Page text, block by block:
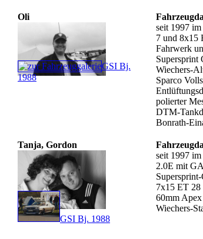
Oli
GSI Bj.
1988
seit 1997
7 und 8x15
Fahrwerk
Supersprint
Wiechers-
Sparco
polierter
DTM-
Bonrath-
Tanja, Gordon
GSI Bj. 1988
seit 1997
2.0E mit
7x15 ET
60mm
Wiechers-